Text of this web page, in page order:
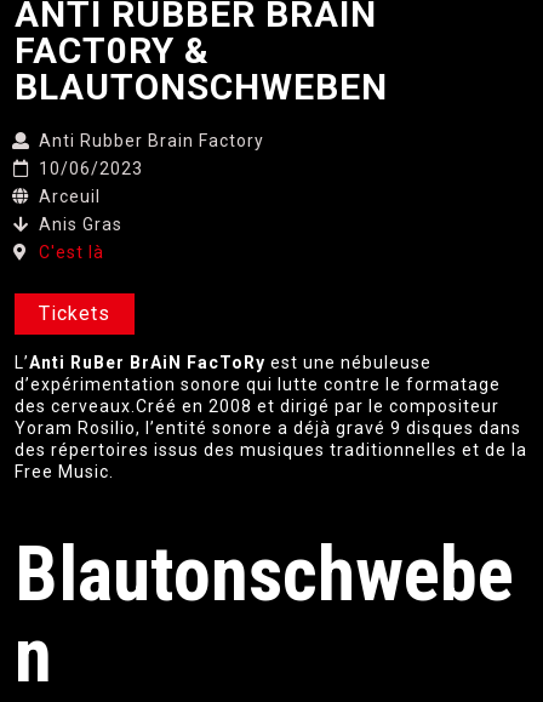
ANTI RUBBER BRAIN
FACT0RY &
BLAUTONSCHWEBEN
Anti Rubber Brain Factory
10/06/2023
Arceuil
Anis Gras
C'est là
Tickets
L’Anti RuBer BrAiN FacToRy est une nébuleuse
d’expérimentation sonore qui lutte contre le formatage
des cerveaux.Créé en 2008 et dirigé par le compositeur
Yoram Rosilio, l’entité sonore a déjà gravé 9 disques dans
des répertoires issus des musiques traditionnelles et de la
Free Music.
Blautonschwebe
n